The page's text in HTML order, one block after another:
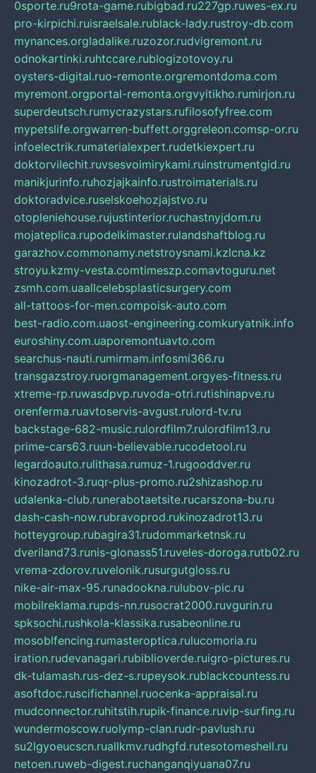
0sporte.ru9rota-game.rubigbad.ru227gp.ruwes-ex.ru
pro-kirpichi.ruisraelsale.rublack-lady.rustroy-db.com
mynances.orgladalike.ruzozor.rudvigremont.ru
odnokartinki.ruhtccare.rublogizotovoy.ru
oysters-digital.ruo-remonte.orgremontdoma.com
myremont.orgportal-remonta.orgvyitikho.rumirjon.ru
superdeutsch.rumycrazystars.rufilosofyfree.com
mypetslife.orgwarren-buffett.orggreleon.comsp-or.ru
infoelectrik.rumaterialexpert.rudetkiexpert.ru
doktorvilechit.ruvsesvoimirykami.ruinstrumentgid.ru
manikjurinfo.ruhozjajkainfo.rustroimaterials.ru
doktoradvice.ruselskoehozjajstvo.ru
otopleniehouse.rujustinterior.ruchastnyjdom.ru
mojateplica.rupodelkimaster.rulandshaftblog.ru
garazhov.commonamy.netstroysnami.kzlcna.kz
stroyu.kzmy-vesta.comtimeszp.comavtoguru.net
zsmh.com.uaallcelebsplasticsurgery.com
all-tattoos-for-men.compoisk-auto.com
best-radio.com.uaost-engineering.comkuryatnik.info
euroshiny.com.uaporemontuavto.com
searchus-nauti.rumirmam.infosmi366.ru
transgazstroy.ruorgmanagement.orgyes-fitness.ru
xtreme-rp.ruwasdpvp.ruvoda-otri.rutishinapve.ru
orenferma.ruavtoservis-avgust.rulord-tv.ru
backstage-682-music.rulordfilm7.rulordfilm13.ru
prime-cars63.ruun-believable.rucodetool.ru
legardoauto.rulithasa.rumuz-1.rugooddver.ru
kinozadrot-3.ruqr-plus-promo.ru2shizashop.ru
udalenka-club.runerabotaetsite.rucarszona-bu.ru
dash-cash-now.rubravoprod.rukinozadrot13.ru
hotteygroup.rubagira31.rudommarketnsk.ru
dveriland73.runis-glonass51.ruveles-doroga.rutb02.ru
vrema-zdorov.ruvelonik.rusurgutgloss.ru
nike-air-max-95.runadookna.rulubov-pic.ru
mobilreklama.rupds-nn.rusocrat2000.ruvgurin.ru
spksochi.rushkola-klassika.rusabeonline.ru
mosoblfencing.rumasteroptica.rulucomoria.ru
iration.rudevanagari.rubiblioverde.ruigro-pictures.ru
dk-tulamash.rus-dez-s.rupeysok.rublackcountess.ru
asoftdoc.ruscifichannel.ruocenka-appraisal.ru
mudconnector.ruhitstih.rupik-finance.ruvip-surfing.ru
wundermoscow.ruolymp-clan.rudr-pavlush.ru
su2lgyoeucscn.ruallkmv.rudhgfd.rutesotomeshell.ru
netoen.ruweb-digest.ruchanganqiyuana07.ru